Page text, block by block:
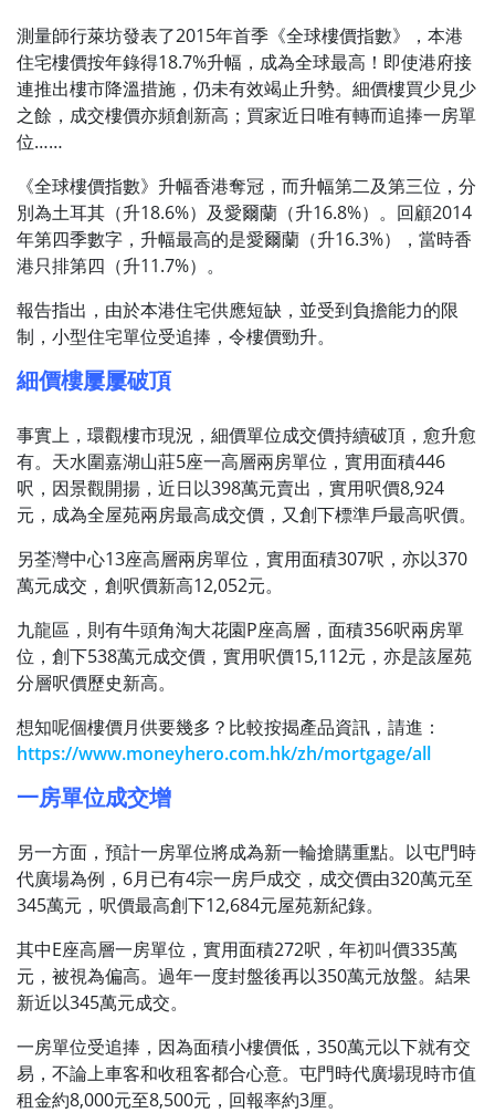
測量師行萊坊發表了2015年首季《全球樓價指數》，本港
住宅樓價按年錄得18.7%升幅，成為全球最高！即使港府接
連推出樓市降溫措施，仍未有效竭止升勢。細價樓買少見少
之餘，成交樓價亦頻創新高；買家近日唯有轉而追捧一房單
位……
《全球樓價指數》升幅香港奪冠，而升幅第二及第三位，分
別為土耳其（升18.6%）及愛爾蘭（升16.8%）。回顧2014
年第四季數字，升幅最高的是愛爾蘭（升16.3%），當時香
港只排第四（升11.7%）。
報告指出，由於本港住宅供應短缺，並受到負擔能力的限
制，小型住宅單位受追捧，令樓價勁升。
細價樓屢屢破頂
事實上，環觀樓市現況，細價單位成交價持續破頂，愈升愈
有。天水圍嘉湖山莊5座一高層兩房單位，實用面積446
呎，因景觀開揚，近日以398萬元賣出，實用呎價8,924
元，成為全屋苑兩房最高成交價，又創下標準戶最高呎價。
另荃灣中心13座高層兩房單位，實用面積307呎，亦以370
萬元成交，創呎價新高12,052元。
九龍區，則有牛頭角淘大花園P座高層，面積356呎兩房單
位，創下538萬元成交價，實用呎價15,112元，亦是該屋苑
分層呎價歷史新高。
想知呢個樓價月供要幾多？比較按揭產品資訊，請進：
https://www.moneyhero.com.hk/zh/mortgage/all
一房單位成交增
另一方面，預計一房單位將成為新一輪搶購重點。以屯門時
代廣場為例，6月已有4宗一房戶成交，成交價由320萬元至
345萬元，呎價最高創下12,684元屋苑新紀錄。
其中E座高層一房單位，實用面積272呎，年初叫價335萬
元，被視為偏高。過年一度封盤後再以350萬元放盤。結果
新近以345萬元成交。
一房單位受追捧，因為面積小樓價低，350萬元以下就有交
易，不論上車客和收租客都合心意。屯門時代廣場現時市值
租金約8,000元至8,500元，回報率約3厘。